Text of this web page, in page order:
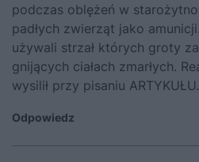
podczas oblężeń w
padłych zwierząt jako
używali strzał których groty
gnijących ciałach zmarłych.
wysilił przy pisaniu ARTYKUŁU.
Odpowiedz